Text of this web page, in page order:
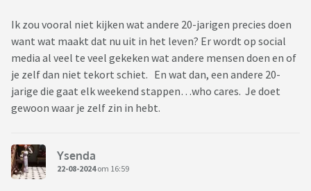
Ik zou vooral niet kijken wat andere 20-jarigen precies doen
want wat maakt dat nu uit in het leven? Er wordt op social
media al veel te veel gekeken wat andere mensen doen en of
je zelf dan niet tekort schiet. En wat dan, een andere 20-
jarige die gaat elk weekend stappen…who cares. Je doet
gewoon waar je zelf zin in hebt.
Ysenda
22-08-2024om 16:59